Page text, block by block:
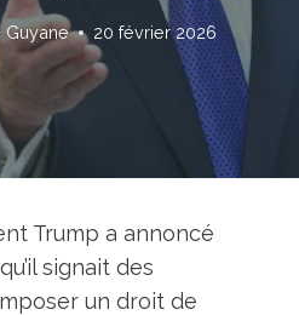
Guyane 20 février 2026
Trump a annoncé
signait des
un droit de